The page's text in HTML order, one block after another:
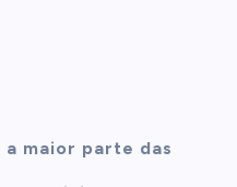
a maior parte das